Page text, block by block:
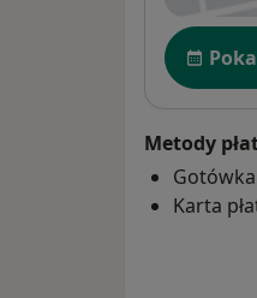
Metody
Gotówka
Karta